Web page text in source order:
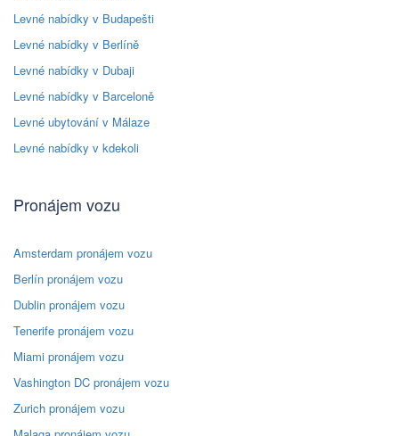
Levné nabídky v Budapešti
Levné nabídky v Berlíně
Levné nabídky v Dubaji
Levné nabídky v Barceloně
Levné ubytování v Málaze
Levné nabídky v kdekoli
Pronájem vozu
Amsterdam pronájem vozu
Berlín pronájem vozu
Dublin pronájem vozu
Tenerife pronájem vozu
Miami pronájem vozu
Vashington DC pronájem vozu
Zurich pronájem vozu